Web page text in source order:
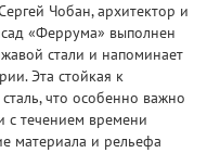
Чобан, архитектор и
«Феррума» выполнен
стали и напоминает
Эта стойкая к
что особенно важно
с течением времени
материала и рельефа